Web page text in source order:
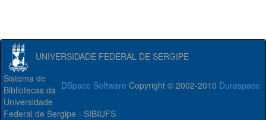
UNIVERSIDADE FEDERAL DE SERGIPE
DSpace Software Copyright © 2002-2010 Duraspace
Sistema de
Bibliotecas da
Universidade
Federal de Sergipe - SIBIUFS